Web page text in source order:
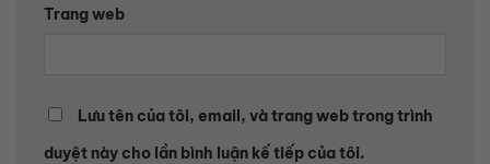
Trang web
Lưu tên của tôi, email, và trang web trong trình
duyệt này cho lần bình luận kế tiếp của tôi.